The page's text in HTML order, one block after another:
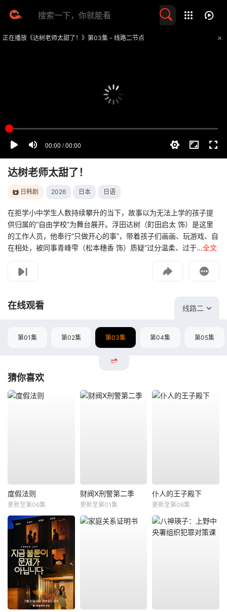
正在播放《达树老师太甜了！》第03集 - 线路二节点
达树老师太甜了！
日韩剧 2026 日本 日语
在拒学小中学生人数持续攀升的当下，故事以为无法上学的孩子提
供归属的“自由学校”为舞台展开。浮田达树（町田启太 饰）是这里
的工作人员，他奉行“只做开心的事”，带着孩子们画画、玩游戏、自
在相处，被同事青峰雫（松本穗香 饰）质疑“过分温柔、过于...全文
如遇无法播放请提交给我们
在线观看 线路二
第01集 第02集 第03集 第04集 第05集
猜你喜欢
度假法则
更新至第06集
财阀X刑警第二季
更新至第01集
仆人的王子殿下
更新至第06集